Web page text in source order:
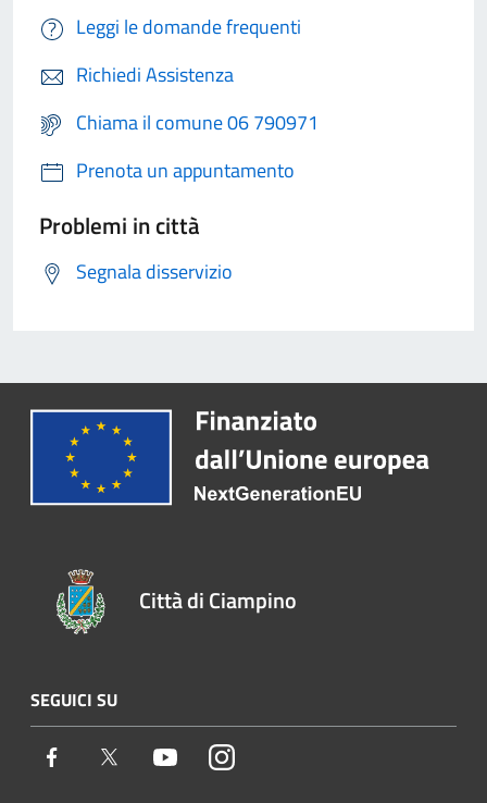
Leggi le domande frequenti
Richiedi Assistenza
Chiama il comune 06 790971
Prenota un appuntamento
Problemi in città
Segnala disservizio
Città di Ciampino
SEGUICI SU
Facebook Twitter YoutubeInstagram